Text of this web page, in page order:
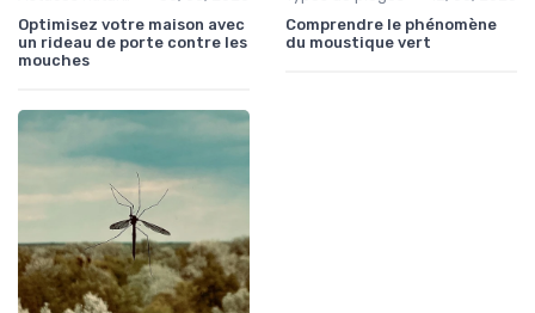
Optimisez votre maison avec
un rideau de porte contre les
mouches
Comprendre le phénomène
du moustique vert